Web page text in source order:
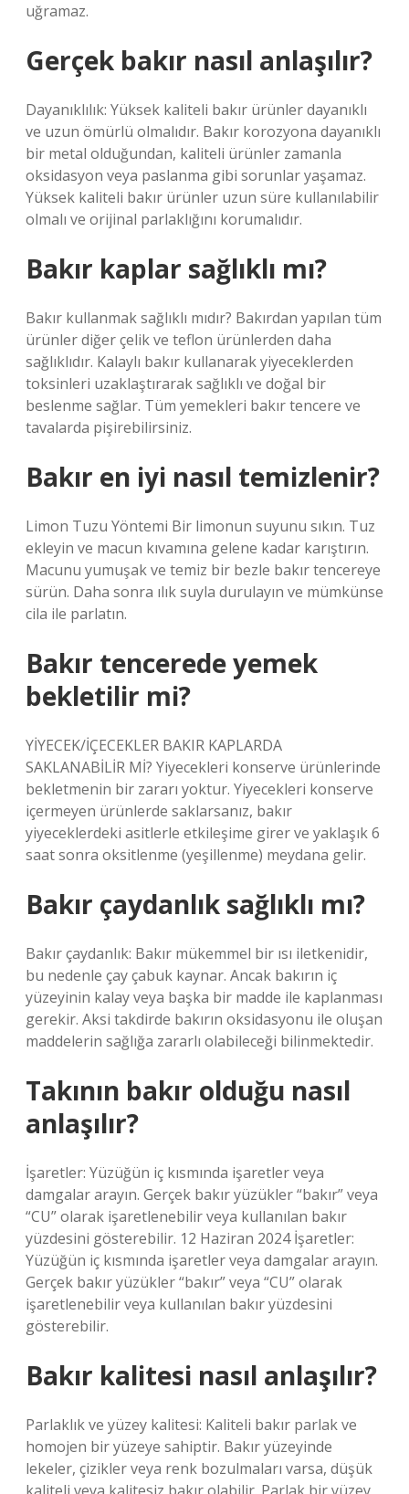
uğramaz.
Gerçek bakır nasıl anlaşılır?
Dayanıklılık: Yüksek kaliteli bakır ürünler dayanıklı
ve uzun ömürlü olmalıdır. Bakır korozyona dayanıklı
bir metal olduğundan, kaliteli ürünler zamanla
oksidasyon veya paslanma gibi sorunlar yaşamaz.
Yüksek kaliteli bakır ürünler uzun süre kullanılabilir
olmalı ve orijinal parlaklığını korumalıdır.
Bakır kaplar sağlıklı mı?
Bakır kullanmak sağlıklı mıdır? Bakırdan yapılan tüm
ürünler diğer çelik ve teflon ürünlerden daha
sağlıklıdır. Kalaylı bakır kullanarak yiyeceklerden
toksinleri uzaklaştırarak sağlıklı ve doğal bir
beslenme sağlar. Tüm yemekleri bakır tencere ve
tavalarda pişirebilirsiniz.
Bakır en iyi nasıl temizlenir?
Limon Tuzu Yöntemi Bir limonun suyunu sıkın. Tuz
ekleyin ve macun kıvamına gelene kadar karıştırın.
Macunu yumuşak ve temiz bir bezle bakır tencereye
sürün. Daha sonra ılık suyla durulayın ve mümkünse
cila ile parlatın.
Bakır tencerede yemek
bekletilir mi?
YİYECEK/İÇECEKLER BAKIR KAPLARDA
SAKLANABİLİR Mİ? Yiyecekleri konserve ürünlerinde
bekletmenin bir zararı yoktur. Yiyecekleri konserve
içermeyen ürünlerde saklarsanız, bakır
yiyeceklerdeki asitlerle etkileşime girer ve yaklaşık 6
saat sonra oksitlenme (yeşillenme) meydana gelir.
Bakır çaydanlık sağlıklı mı?
Bakır çaydanlık: Bakır mükemmel bir ısı iletkenidir,
bu nedenle çay çabuk kaynar. Ancak bakırın iç
yüzeyinin kalay veya başka bir madde ile kaplanması
gerekir. Aksi takdirde bakırın oksidasyonu ile oluşan
maddelerin sağlığa zararlı olabileceği bilinmektedir.
Takının bakır olduğu nasıl
anlaşılır?
İşaretler: Yüzüğün iç kısmında işaretler veya
damgalar arayın. Gerçek bakır yüzükler “bakır” veya
“CU” olarak işaretlenebilir veya kullanılan bakır
yüzdesini gösterebilir. 12 Haziran 2024 İşaretler:
Yüzüğün iç kısmında işaretler veya damgalar arayın.
Gerçek bakır yüzükler “bakır” veya “CU” olarak
işaretlenebilir veya kullanılan bakır yüzdesini
gösterebilir.
Bakır kalitesi nasıl anlaşılır?
Parlaklık ve yüzey kalitesi: Kaliteli bakır parlak ve
homojen bir yüzeye sahiptir. Bakır yüzeyinde
lekeler, çizikler veya renk bozulmaları varsa, düşük